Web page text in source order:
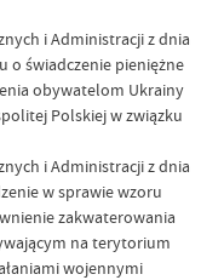
i Administracji z dnia
o świadczenie pieniężne
obywatelom Ukrainy
Polskiej w związku
i Administracji z dnia
w sprawie wzoru
zakwaterowania
na terytorium
wojennymi